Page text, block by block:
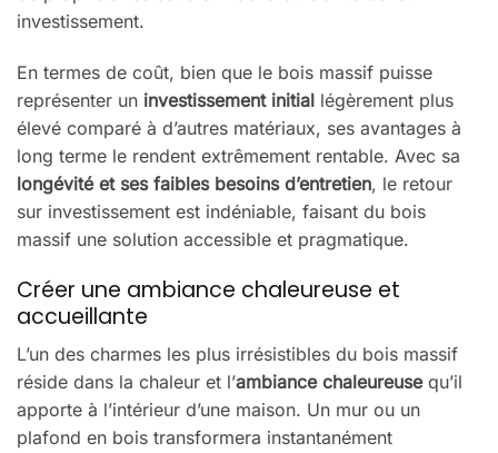
investissement.
En termes de coût, bien que le bois massif puisse
représenter un investissement initial légèrement plus
élevé comparé à d’autres matériaux, ses avantages à
long terme le rendent extrêmement rentable. Avec sa
longévité et ses faibles besoins d’entretien, le retour
sur investissement est indéniable, faisant du bois
massif une solution accessible et pragmatique.
Créer une ambiance chaleureuse et
accueillante
L’un des charmes les plus irrésistibles du bois massif
réside dans la chaleur et l’ambiance chaleureusequ’il
apporte à l’intérieur d’une maison. Un mur ou un
plafond en bois transformera instantanément